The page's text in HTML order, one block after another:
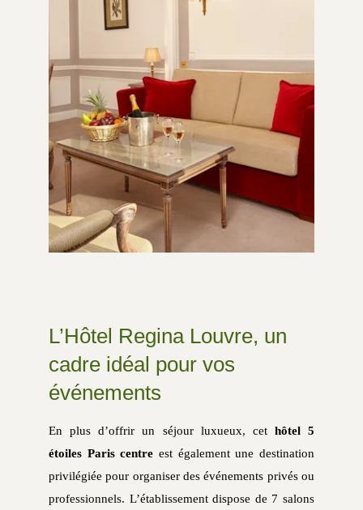
L’Hôtel Regina Louvre, un
cadre idéal pour vos
événements
En plus d’offrir un séjour luxueux, cet hôtel 5
étoiles Paris centre est également une destination
privilégiée pour organiser des événements privés ou
professionnels. L’établissement dispose de 7 salons